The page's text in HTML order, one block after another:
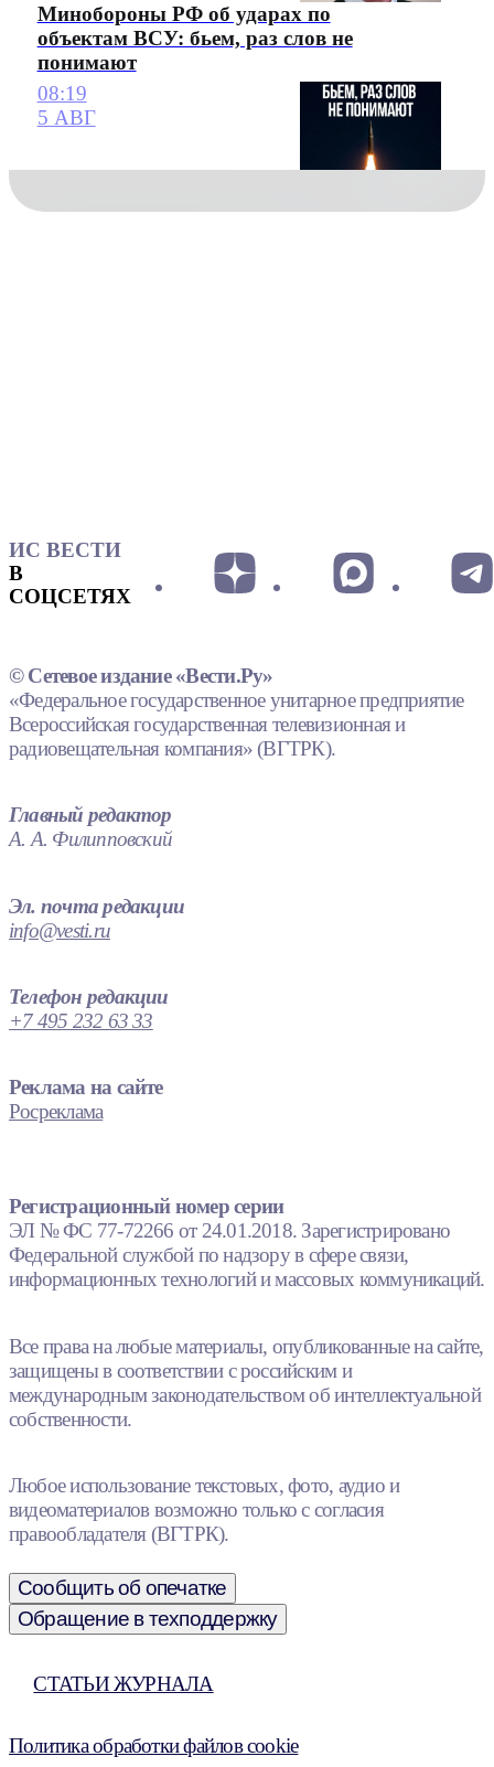
Минобороны РФ об ударах по
объектам ВСУ: бьем, раз слов не
понимают
08:19
5 АВГ
ИС ВЕСТИ
В
СОЦСЕТЯХ
© Сетевое издание «Вести.Ру»
«Федеральное государственное унитарное предприятие
Всероссийская государственная телевизионная и
радиовещательная компания» (ВГТРК).
Главный редактор
А. А. Филипповский
Эл. почта редакции
info@vesti.ru
Телефон редакции
+7 495 232 63 33
Реклама на сайте
Росреклама
Регистрационный номер серии
ЭЛ № ФС 77-72266 от 24.01.2018. Зарегистрировано
Федеральной службой по надзору в сфере связи,
информационных технологий и массовых коммуникаций.
Все права на любые материалы, опубликованные на сайте,
защищены в соответствии с российским и
международным законодательством об интеллектуальной
собственности.
Любое использование текстовых, фото, аудио и
видеоматериалов возможно только с согласия
правообладателя (ВГТРК).
Сообщить об опечатке
Обращение в техподдержку
СТАТЬИ ЖУРНАЛА
Политика обработки файлов cookie